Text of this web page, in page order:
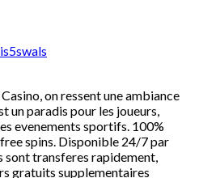
on ressent une ambiance
un paradis pour les joueurs,
evenements sportifs. 100%
free spins. Disponible 24/7 par
sont transferes rapidement,
gratuits supplementaires